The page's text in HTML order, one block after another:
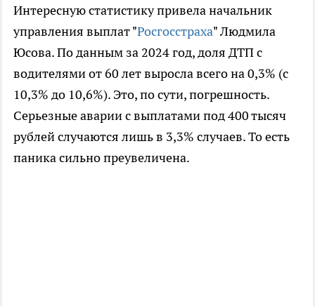
Интересную статистику привела начальник
управления выплат "Росгосстраха" Людмила
Юсова. По данным за 2024 год, доля ДТП с
водителями от 60 лет выросла всего на 0,3% (с
10,3% до 10,6%). Это, по сути, погрешность.
Серьезные аварии с выплатами под 400 тысяч
рублей случаются лишь в 3,3% случаев. То есть
паника сильно преувеличена.